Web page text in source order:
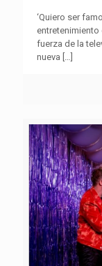
‘Quiero ser
entretenimiento
fuerza de la
nueva […]